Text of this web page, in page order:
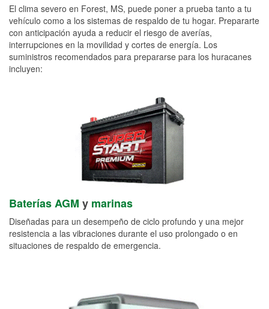
El clima severo en Forest, MS, puede poner a prueba tanto a tu
vehículo como a los sistemas de respaldo de tu hogar. Prepararte
con anticipación ayuda a reducir el riesgo de averías,
interrupciones en la movilidad y cortes de energía. Los
suministros recomendados para prepararse para los huracanes
incluyen:
Baterías AGM y marinas
Diseñadas para un desempeño de ciclo profundo y una mejor
resistencia a las vibraciones durante el uso prolongado o en
situaciones de respaldo de emergencia.